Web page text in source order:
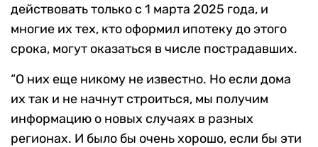
действовать только с 1 марта 2025 года, и
многие их тех, кто оформил ипотеку до этого
срока, могут оказаться в числе пострадавших.
“О них еще никому не известно. Но если дома
их так и не начнут строиться, мы получим
информацию о новых случаях в разных
регионах. И было бы очень хорошо, если бы эти